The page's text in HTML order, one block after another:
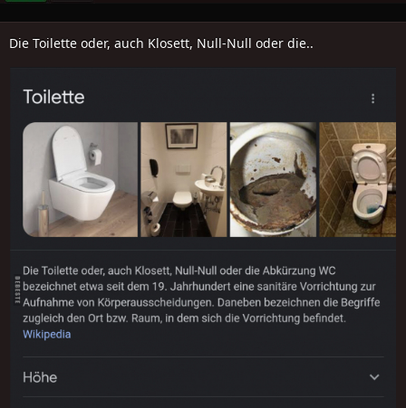
Die Toilette oder, auch Klosett, Null-Null oder die..